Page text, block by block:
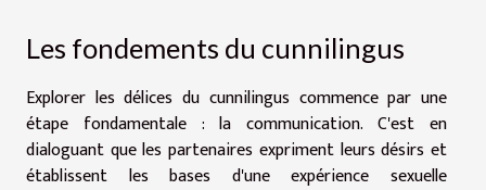
Les fondements du cunnilingus
Explorer les délices du cunnilingus commence par une
étape fondamentale : la communication. C'est en
dialoguant que les partenaires expriment leurs désirs et
établissent les bases d'une expérience sexuelle